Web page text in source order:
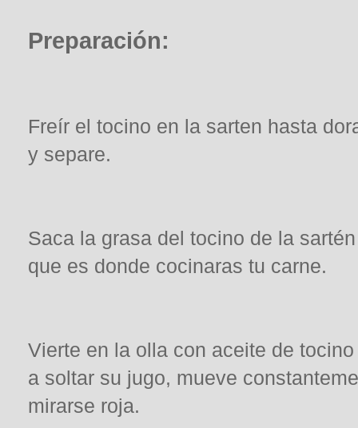
Preparación:
Freír el tocino en la sarten hasta
y separe.
Saca la grasa del tocino de la
que es donde cocinaras tu carne.
Vierte en la olla con aceite de
a soltar su jugo, mueve
mirarse roja.